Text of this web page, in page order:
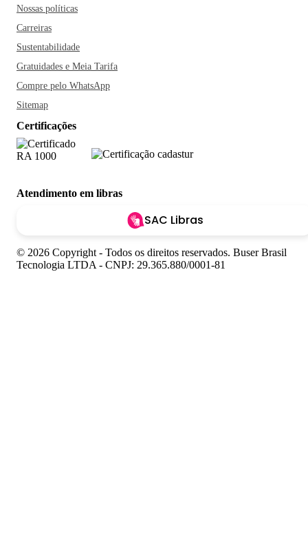
Nossas políticas
Carreiras
Sustentabilidade
Gratuidades e Meia Tarifa
Compre pelo WhatsApp
Sitemap
Certificações
Atendimento em libras
SAC Libras
© 2026 Copyright - Todos os direitos reservados. Buser Brasil
Tecnologia LTDA - CNPJ: 29.365.880/0001-81